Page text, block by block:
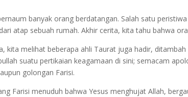
banyak orang berdatangan. Salah satu
atap sebuah rumah. Akhir cerita, kita tahu bahwa
kita melihat beberapa ahli Taurat juga hadir,
suatu pertikaian keagamaan di sini; semacam
golongan Farisi.
Farisi menuduh bahwa Yesus menghujat Allah,